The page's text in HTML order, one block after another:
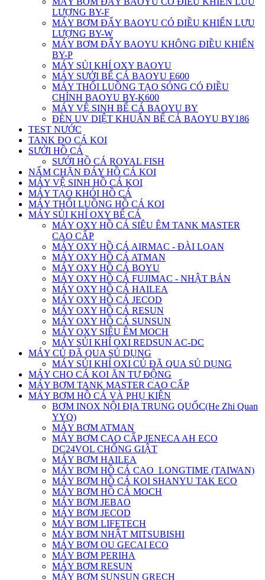
LƯỢNG BY-F
MÁY BƠM ĐẨY BAOYU CÓ ĐIỀU KHIỂN LƯU
LƯỢNG BY-W
MÁY BƠM ĐẨY BAOYU KHÔNG ĐIỀU KHIỂN
BY-P
MÁY SỦI KHÍ OXY BAOYU
MÁY SƯỞI BỂ CÁ BAOYU E600
MÁY THỔI LUỒNG TẠO SÓNG CÓ ĐIỀU
CHỈNH BAOYU BY-K600
MÁY VỆ SINH BỂ CÁ BAOYU BY
ĐÈN UV DIỆT KHUẨN BỂ CÁ BAOYU BY186
TEST NƯỚC
TANK ĐO CÁ KOI
SƯỞI HỒ CÁ
SƯỞI HỒ CÁ ROYAL FISH
NẤM CHẶN ĐÁY HỒ CÁ KOI
MÁY VỆ SINH HỒ CÁ KOI
MÁY TẠO KHÓI HỒ CÁ
MÁY THỔI LUỒNG HỒ CÁ KOI
MÁY SỦI KHÍ OXY BỂ CÁ
MÁY OXY HỒ CÁ SIÊU ÊM TANK MASTER
CAO CẤP
MÁY OXY HỒ CÁ AIRMAC - ĐÀI LOAN
MÁY OXY HỒ CÁ ATMAN
MÁY OXY HỒ CÁ BOYU
MÁY OXY HỒ CÁ FUJIMAC - NHẬT BẢN
MÁY OXY HỒ CÁ HAILEA
MÁY OXY HỒ CÁ JECOD
MÁY OXY HỒ CÁ RESUN
MÁY OXY HỒ CÁ SUNSUN
MÁY OXY SIÊU ÊM MOCH
MÁY SỦI KHÍ OXI REDSUN AC-DC
MÁY CỦ ĐÃ QUA SỦ DỤNG
MÁY SỦI KHÍ OXI CỦ ĐÃ QUA SỦ DỤNG
MÁY CHO CÁ KOI ĂN TỰ ĐỘNG
MÁY BƠM TANK MASTER CAO CẤP
MÁY BƠM HỒ CÁ VÀ PHỤ KIỆN
BƠM INOX NỘI ĐỊA TRUNG QUỐC(He Zhi Quan
YYQ)
MÁY BƠM ATMAN
MÁY BƠM CAO CẤP JENECA AH ECO
DC24VOL CHỐNG GIẬT
MÁY BƠM HAILEA
MÁY BƠM HỒ CÁ CAO_LONGTIME (TAIWAN)
MÁY BƠM HỒ CÁ KOI SHANYU TAK ECO
MÁY BƠM HỒ CÁ MOCH
MÁY BƠM JEBAO
MÁY BƠM JECOD
MÁY BƠM LIFETECH
MÁY BƠM NHẬT MITSUBISHI
MÁY BƠM OU GECAI ECO
MÁY BƠM PERIHA
MÁY BƠM RESUN
MÁY BƠM SUNSUN GRECH